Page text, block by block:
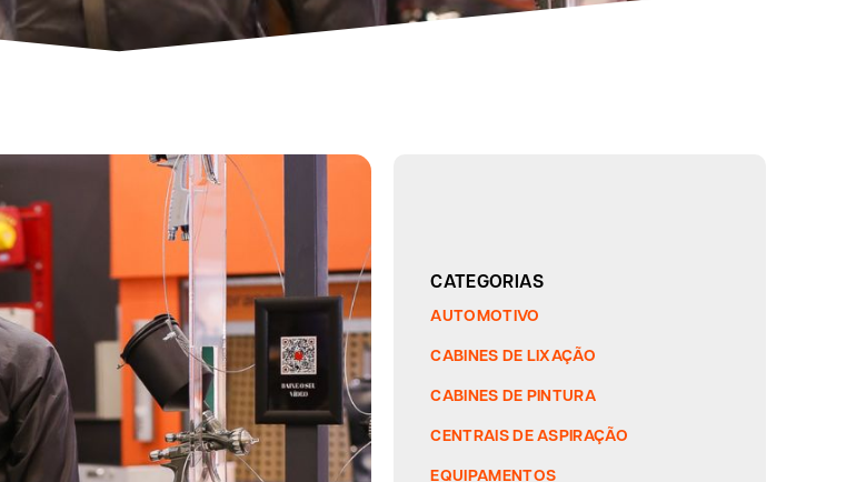
CATEGORIAS
AUTOMOTIVO
CABINES DE LIXAÇÃO
CABINES DE PINTURA
CENTRAIS DE ASPIRAÇÃO
EQUIPAMENTOS